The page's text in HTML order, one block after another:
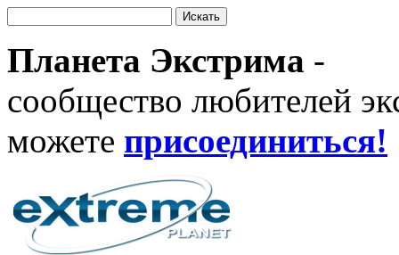
Планета Экстрима -
сообщество любителей
можете присоединиться!